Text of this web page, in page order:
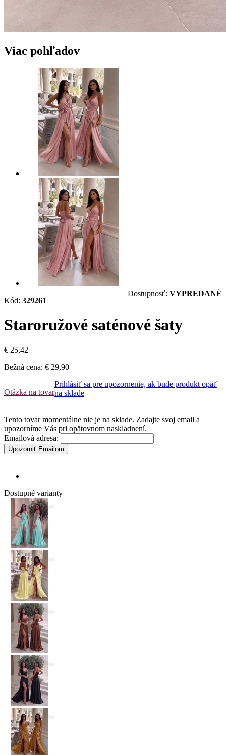
Viac pohľadov
Kód: 329261
Dostupnosť: VYPREDANÉ
Staroružové saténové šaty
€ 25,42
Bežná cena: € 29,90
Otázka na tovar
Prihlásiť sa pre upozornenie, ak bude produkt opäť
na sklade
Tento tovar momentálne nie je na sklade. Zadajte svoj email a
upozorníme Vás pri opätovnom naskladnení.
Emailová adresa:
Upozorniť Emailom
Dostupné varianty